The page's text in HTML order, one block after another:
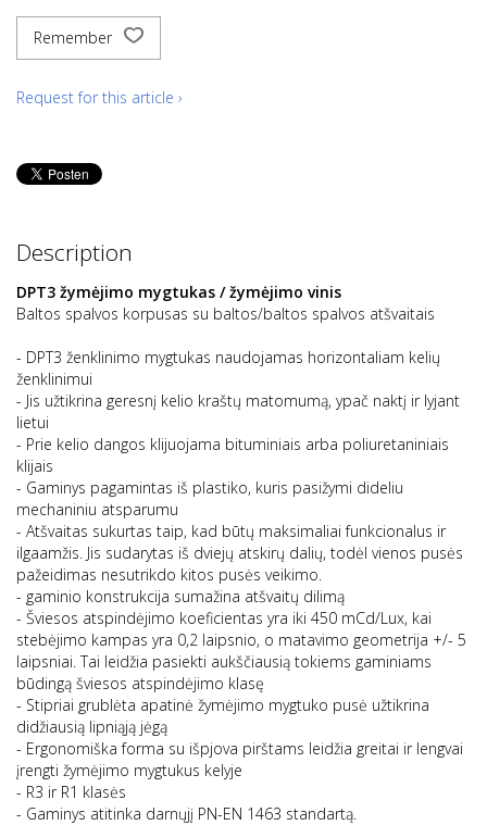
Remember
Request for this article ›
Description
DPT3 žymėjimo mygtukas / žymėjimo vinis
Baltos spalvos korpusas su baltos/baltos spalvos atšvaitais
- DPT3 ženklinimo mygtukas naudojamas horizontaliam kelių
ženklinimui
- Jis užtikrina geresnį kelio kraštų matomumą, ypač naktį ir lyjant
lietui
- Prie kelio dangos klijuojama bituminiais arba poliuretaniniais
klijais
- Gaminys pagamintas iš plastiko, kuris pasižymi dideliu
mechaniniu atsparumu
- Atšvaitas sukurtas taip, kad būtų maksimaliai funkcionalus ir
ilgaamžis. Jis sudarytas iš dviejų atskirų dalių, todėl vienos pusės
pažeidimas nesutrikdo kitos pusės veikimo.
- gaminio konstrukcija sumažina atšvaitų dilimą
- Šviesos atspindėjimo koeficientas yra iki 450 mCd/Lux, kai
stebėjimo kampas yra 0,2 laipsnio, o matavimo geometrija +/- 5
laipsniai. Tai leidžia pasiekti aukščiausią tokiems gaminiams
būdingą šviesos atspindėjimo klasę
- Stipriai grublėta apatinė žymėjimo mygtuko pusė užtikrina
didžiausią lipniąją jėgą
- Ergonomiška forma su išpjova pirštams leidžia greitai ir lengvai
įrengti žymėjimo mygtukus kelyje
- R3 ir R1 klasės
- Gaminys atitinka darnųjį PN-EN 1463 standartą.